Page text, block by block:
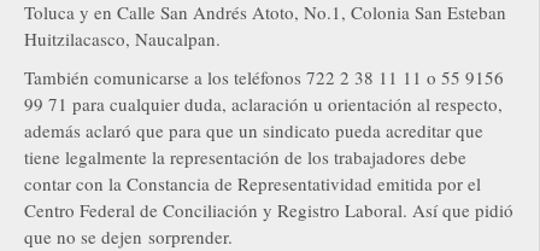
Toluca y en Calle San Andrés Atoto, No.1, Colonia San Esteban
Huitzilacasco, Naucalpan.
También comunicarse a los teléfonos 722 2 38 11 11 o 55 9156
99 71 para cualquier duda, aclaración u orientación al respecto,
además aclaró que para que un sindicato pueda acreditar que
tiene legalmente la representación de los trabajadores debe
contar con la Constancia de Representatividad emitida por el
Centro Federal de Conciliación y Registro Laboral. Así que pidió
que no se dejen sorprender.